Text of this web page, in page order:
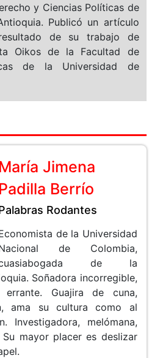
y Ciencias Políticas de
Publicó un artículo
de su trabajo de
Oikos de la Facultad de
de la Universidad de
María Jimena
Padilla Berrío
Rodantes
de la Universidad
de Colombia,
de la
Soñadora incorregible,
errante. Guajira de cuna,
ama su cultura como al
Investigadora, melómana,
mayor placer es deslizar